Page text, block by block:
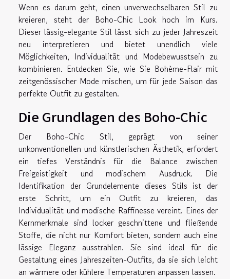
Wenn es darum geht, einen unverwechselbaren Stil zu
kreieren, steht der Boho-Chic Look hoch im Kurs.
Dieser lässig-elegante Stil lässt sich zu jeder Jahreszeit
neu interpretieren und bietet unendlich viele
Möglichkeiten, Individualität und Modebewusstsein zu
kombinieren. Entdecken Sie, wie Sie Bohème-Flair mit
zeitgenössischer Mode mischen, um für jede Saison das
perfekte Outfit zu gestalten.
Die Grundlagen des Boho-Chic
Der Boho-Chic Stil, geprägt von seiner
unkonventionellen und künstlerischen Ästhetik, erfordert
ein tiefes Verständnis für die Balance zwischen
Freigeistigkeit und modischem Ausdruck. Die
Identifikation der Grundelemente dieses Stils ist der
erste Schritt, um ein Outfit zu kreieren, das
Individualität und modische Raffinesse vereint. Eines der
Kernmerkmale sind locker geschnittene und fließende
Stoffe, die nicht nur Komfort bieten, sondern auch eine
lässige Eleganz ausstrahlen. Sie sind ideal für die
Gestaltung eines Jahreszeiten-Outfits, da sie sich leicht
an wärmere oder kühlere Temperaturen anpassen lassen.